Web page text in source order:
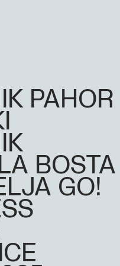
PAHOR
BOSTA
GO!